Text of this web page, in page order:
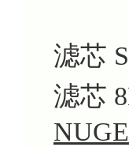
滤芯
滤芯